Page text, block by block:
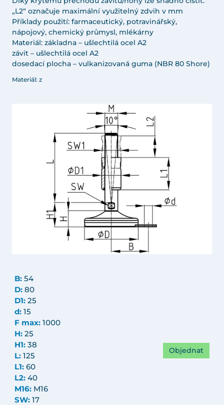
„L2“ označuje maximální využitelný zdvih v mm
Příklady použití: farmaceutický, potravinářský,
nápojový, chemický průmysl, mlékárny
Materiál: základna – ušlechtilá ocel A2
závit – ušlechtilá ocel A2
dosedací plocha – vulkanizovaná guma (NBR 80 Shore)
Materiál: z
B: 54
D: 80
D1: 25
d: 15
F max: 1000
H: 25
H1: 38
L: 125
L1: 60
L2: 40
M16: M16
SW: 17
Objednat